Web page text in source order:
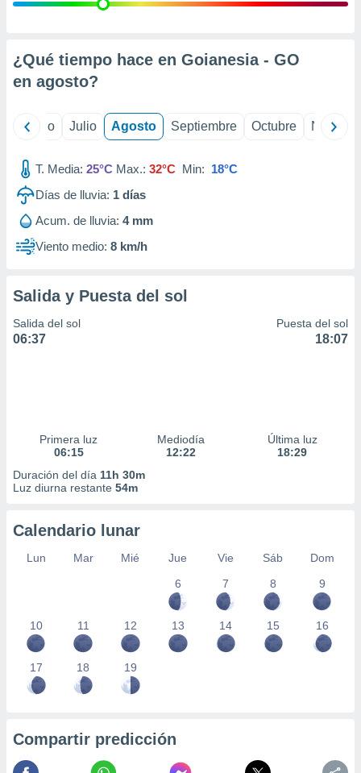
e
mediante
publicidad
de
1199
¿Qué tiempo hace en Goianesia - GO
en agosto?
Junio Julio Agosto Septiembre Octubre
T. Media: 25°C Max.: 32°C Min: 18°C
Días de lluvia: 1 días
Acum. de lluvia: 4 mm
Viento medio: 8 km/h
Salida y Puesta del sol
Salida del sol
06:37
Puesta del sol
18:07
Primera luz
06:15
Mediodía
12:22
Última luz
18:29
Duración del día 11h 30m
Luz diurna restante 54m
Calendario lunar
Lun Mar Mié Jue Vie Sáb
Dom
6
7 8 9
10 11 12 13 14 15 16
17 18 19
Compartir predicción